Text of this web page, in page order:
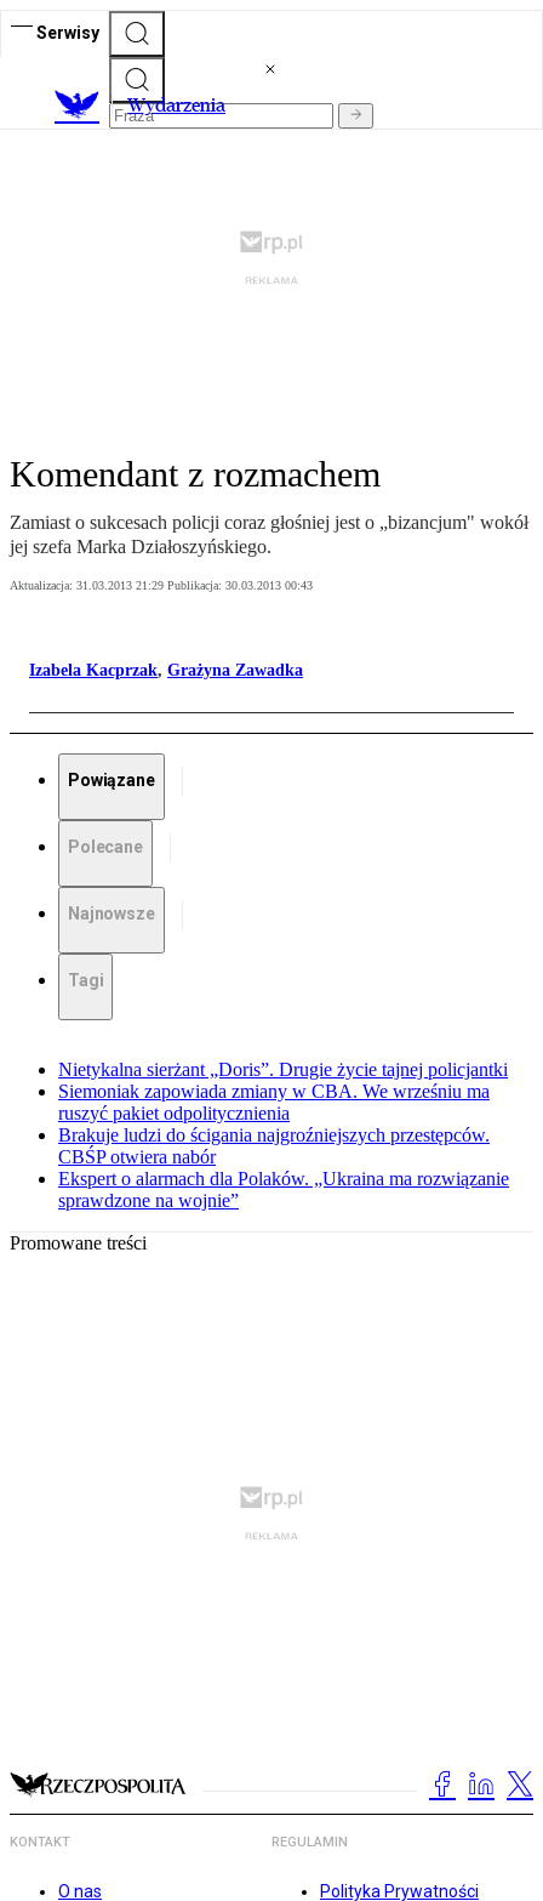
Serwisy
Wydarzenia
Komendant z rozmachem
Zamiast o sukcesach policji coraz głośniej jest o „bizancjum" wokół
jej szefa Marka Działoszyńskiego.
Aktualizacja: 31.03.2013 21:29 Publikacja: 30.03.2013 00:43
Izabela Kacprzak, Grażyna Zawadka
Powiązane
Polecane
Najnowsze
Tagi
Nietykalna sierżant „Doris”. Drugie życie tajnej policjantki
Siemoniak zapowiada zmiany w CBA. We wrześniu ma
ruszyć pakiet odpolitycznienia
Brakuje ludzi do ścigania najgroźniejszych przestępców.
CBŚP otwiera nabór
Ekspert o alarmach dla Polaków. „Ukraina ma rozwiązanie
sprawdzone na wojnie”
Promowane treści
KONTAKT
O nas
REGULAMIN
Polityka Prywatności